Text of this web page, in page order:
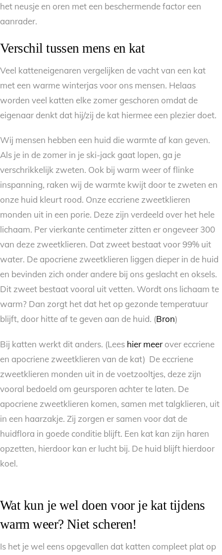
het neusje en oren met een beschermende factor een
aanrader.
Verschil tussen mens en kat
Veel katteneigenaren vergelijken de vacht van een kat
met een warme winterjas voor ons mensen. Helaas
worden veel katten elke zomer geschoren omdat de
eigenaar denkt dat hij/zij de kat hiermee een plezier doet.
Wij mensen hebben een huid die warmte af kan geven.
Als je in de zomer in je ski-jack gaat lopen, ga je
verschrikkelijk zweten. Ook bij warm weer of flinke
inspanning, raken wij de warmte kwijt door te zweten en
onze huid kleurt rood. Onze eccriene zweetklieren
monden uit in een porie. Deze zijn verdeeld over het hele
lichaam. Per vierkante centimeter zitten er ongeveer 300
van deze zweetklieren. Dat zweet bestaat voor 99% uit
water. De apocriene zweetklieren liggen dieper in de huid
en bevinden zich onder andere bij ons geslacht en oksels.
Dit zweet bestaat vooral uit vetten. Wordt ons lichaam te
warm? Dan zorgt het dat het op gezonde temperatuur
blijft, door hitte af te geven aan de huid. (Bron)
Bij katten werkt dit anders. (Lees hier meer over eccriene
en apocriene zweetklieren van de kat) De eccriene
zweetklieren monden uit in de voetzooltjes, deze zijn
vooral bedoeld om geursporen achter te laten. De
apocriene zweetklieren komen, samen met talgklieren, uit
in een haarzakje. Zij zorgen er samen voor dat de
huidflora in goede conditie blijft. Een kat kan zijn haren
opzetten, hierdoor kan er lucht bij. De huid blijft hierdoor
koel.
Wat kun je wel doen voor je kat tijdens
warm weer? Niet scheren!
Is het je wel eens opgevallen dat katten compleet plat op